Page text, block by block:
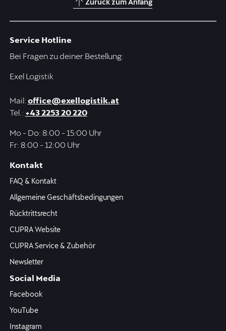
Zurück zum Anfang
Service Hotline
Bei Fragen zu deiner Bestellung:
Exel Logistik
Mail: office@exellogistik.at
Tel.: +43 2253 20 220
Mo - Do: 8:00 - 15:00 Uhr
Fr: 8:00 - 12:00 Uhr
Kontakt
FAQ & Kontakt
Allgemeine Geschäftsbedingungen
Rücktrittsrecht
CUPRA Website
CUPRA Service & Zubehör
Newsletter
Social Media
Facebook
YouTube
Instagram